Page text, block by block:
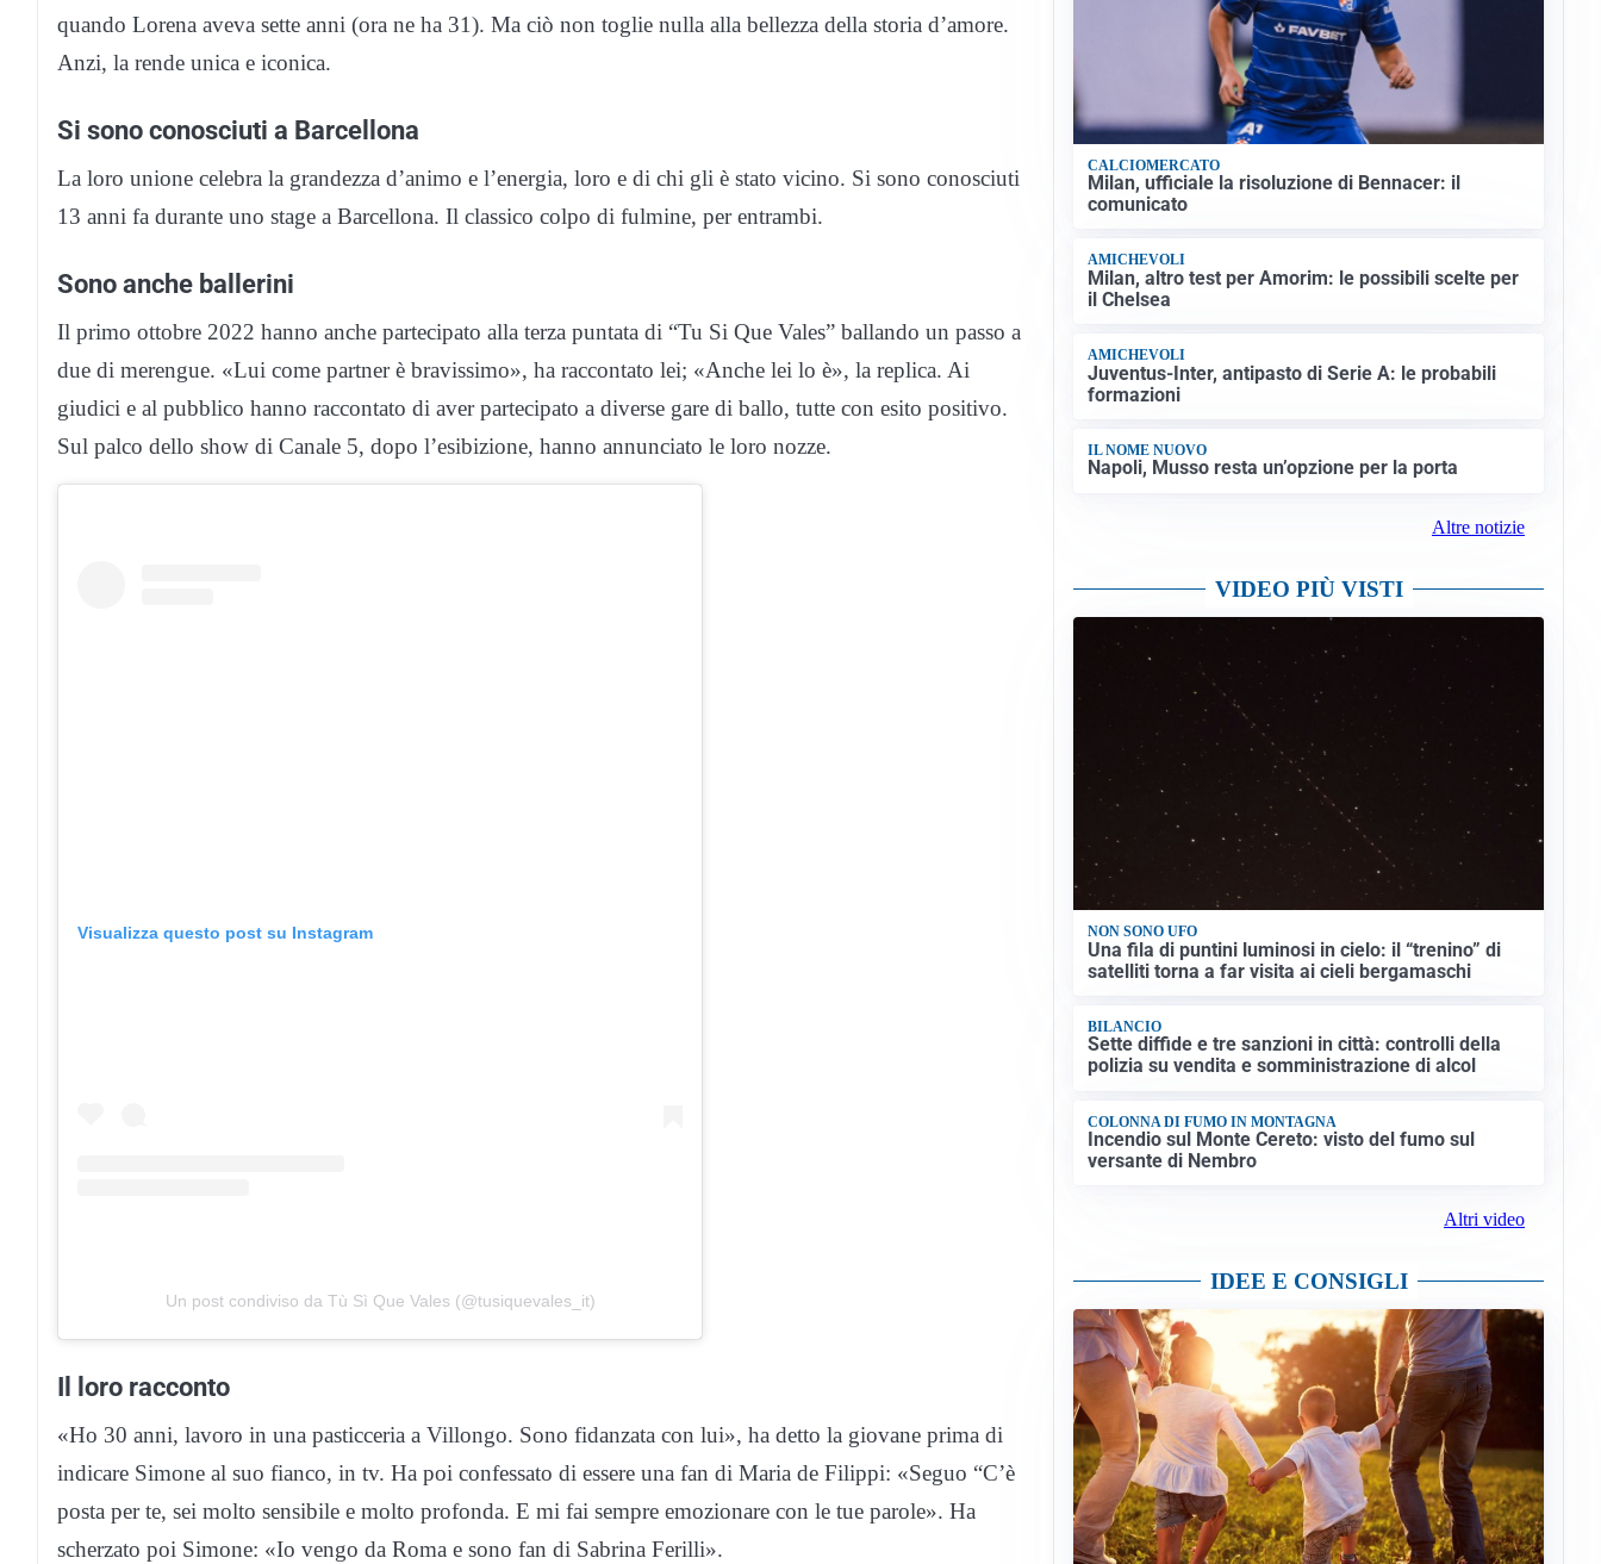
quando Lorena aveva sette anni (ora ne ha 31). Ma ciò non toglie nulla alla bellezza della storia d’amore.
Anzi, la rende unica e iconica.
Si sono conosciuti a Barcellona
La loro unione celebra la grandezza d’animo e l’energia, loro e di chi gli è stato vicino. Si sono conosciuti
13 anni fa durante uno stage a Barcellona. Il classico colpo di fulmine, per entrambi.
Sono anche ballerini
Il primo ottobre 2022 hanno anche partecipato alla terza puntata di “Tu Si Que Vales” ballando un passo a
due di merengue. «Lui come partner è bravissimo», ha raccontato lei; «Anche lei lo è», la replica. Ai
giudici e al pubblico hanno raccontato di aver partecipato a diverse gare di ballo, tutte con esito positivo.
Sul palco dello show di Canale 5, dopo l’esibizione, hanno annunciato le loro nozze.
Visualizza questo post su Instagram
Un post condiviso da Tù Sì Que Vales (@tusiquevales_it)
Il loro racconto
«Ho 30 anni, lavoro in una pasticceria a Villongo. Sono fidanzata con lui», ha detto la giovane prima di
indicare Simone al suo fianco, in tv. Ha poi confessato di essere una fan di Maria de Filippi: «Seguo “C’è
posta per te, sei molto sensibile e molto profonda. E mi fai sempre emozionare con le tue parole». Ha
scherzato poi Simone: «Io vengo da Roma e sono fan di Sabrina Ferilli».
CALCIOMERCATO
Milan, ufficiale la risoluzione di Bennacer: il
comunicato
AMICHEVOLI
Milan, altro test per Amorim: le possibili scelte per
il Chelsea
AMICHEVOLI
Juventus-Inter, antipasto di Serie A: le probabili
formazioni
IL NOME NUOVO
Napoli, Musso resta un’opzione per la porta
Altre notizie
VIDEO PIÙ VISTI
NON SONO UFO
Una fila di puntini luminosi in cielo: il “trenino” di
satelliti torna a far visita ai cieli bergamaschi
BILANCIO
Sette diffide e tre sanzioni in città: controlli della
polizia su vendita e somministrazione di alcol
COLONNA DI FUMO IN MONTAGNA
Incendio sul Monte Cereto: visto del fumo sul
versante di Nembro
Altri video
IDEE E CONSIGLI